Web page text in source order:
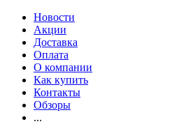
Новости
Акции
Доставка
Оплата
О компании
Как купить
Контакты
Обзоры
...